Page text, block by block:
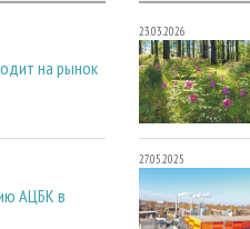
на рынок
АЦБК в
23.03.2026
27.05.2025